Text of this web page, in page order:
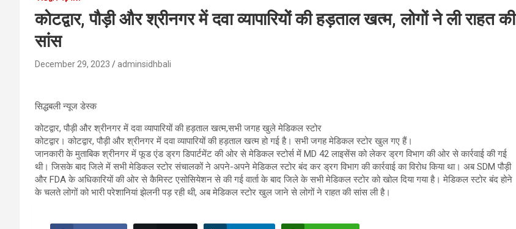
कोटद्वार, पौड़ी और श्रीनगर में दवा व्यापारियों की हड़ताल खत्म, लोगों ने ली राहत की
सांस
December 29, 2023 adminsidhbali
सिद्धबली न्यूज डेस्क
कोटद्वार, पौड़ी और श्रीनगर में दवा व्यापारियों की हड़ताल खत्म,सभी जगह खुले मेडिकल स्टोर
कोटद्वार। कोटद्वार, पौड़ी और श्रीनगर में दवा व्यापारियों की हड़ताल खत्म हो गई है। सभी जगह मेडिकल स्टोर खुल गए हैं।
जानकारी के मुताबिक श्रीनगर में फूड एंड ड्रग डिपार्टमेंट की ओर से मेडिकल स्टोर्स में MD 42 लाइसेंस को लेकर ड्रग विभाग की ओर से कार्रवाई की गई
थी। जिसके बाद जिले में सभी मेडिकल स्टोर संचालकों ने अपने-अपने मेडिकल स्टोर बंद कर ड्रग विभाग की कार्रवाई का विरोध किया था। अब SDM पौड़ी
और FDA के अधिकारियों की ओर से कैमिस्ट एसोसियेशन से की गई वार्ता के बाद जिले के सभी मेडिकल स्टोर को खोल दिया गया है। मेडिकल स्टोर बंद होने
के चलते लोगों को भारी परेशानियां झेलनी पड़ रही थी, अब मेडिकल स्टोर खुल जाने से लोगों ने राहत की सांस ली है।